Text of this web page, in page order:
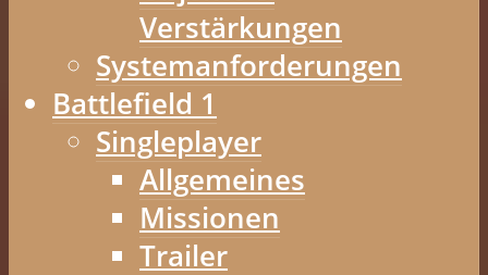
Verstärkungen
Systemanforderungen
Battlefield 1
Singleplayer
Allgemeines
Missionen
Trailer